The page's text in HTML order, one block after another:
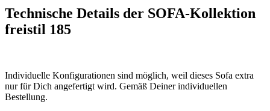
Technische Details der SOFA-Kollektion
freistil 185
Individuelle Konfigurationen sind möglich, weil dieses Sofa extra
nur für Dich angefertigt wird. Gemäß Deiner individuellen
Bestellung.